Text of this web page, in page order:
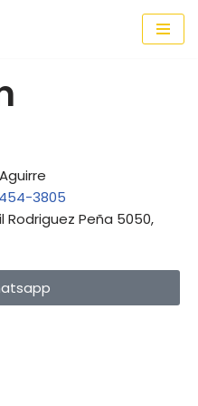
3805
Rodriguez Peña 5050,